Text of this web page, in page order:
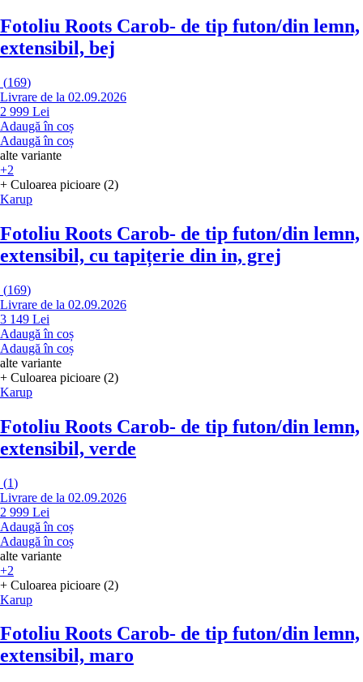
Fotoliu Roots Carob- de tip futon/din lemn,
extensibil, bej
(169)
Livrare de la 02.09.2026
2 999 Lei
Adaugă în coș
Adaugă în coș
alte variante
+2
+ Culoarea picioare (2)
Karup
Fotoliu Roots Carob- de tip futon/din lemn,
extensibil, cu tapițerie din in, grej
(169)
Livrare de la 02.09.2026
3 149 Lei
Adaugă în coș
Adaugă în coș
alte variante
+ Culoarea picioare (2)
Karup
Fotoliu Roots Carob- de tip futon/din lemn,
extensibil, verde
(1)
Livrare de la 02.09.2026
2 999 Lei
Adaugă în coș
Adaugă în coș
alte variante
+2
+ Culoarea picioare (2)
Karup
Fotoliu Roots Carob- de tip futon/din lemn,
extensibil, maro